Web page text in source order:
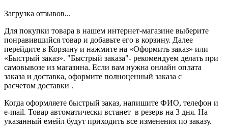
Загрузка отзывов...
Для покупки товара в нашем интернет-магазине выберите
понравившийся товар и добавьте его в корзину. Далее
перейдите в Корзину и нажмите на «Оформить заказ» или
«Быстрый заказ». "Быстрый заказа"- рекомендуем делать при
самовывозе из магазина. Если вам нужна онлайн оплата
заказа и доставка, оформите полноценный заказа с
расчетом доставки .
Когда оформляете быстрый заказ, напишите ФИО, телефон и
e-mail. Товар автоматически встанет в резерв на 3 дня. На
указанный емейл будут приходить все изменения по заказу.